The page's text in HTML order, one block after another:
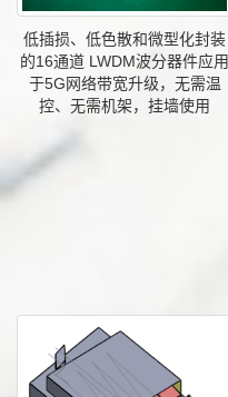
低插损、低色散和微型化封装
的16通道 LWDM波分器件应用
于5G网络带宽升级，无需温
控、无需机架，挂墙使用